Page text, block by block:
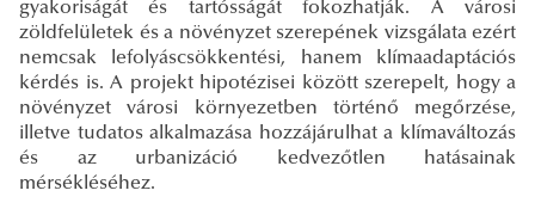
gyakoriságát és tartósságát fokozhatják. A városi
zöldfelületek és a növényzet szerepének vizsgálata ezért
nemcsak lefolyáscsökkentési, hanem klímaadaptációs
kérdés is. A projekt hipotézisei között szerepelt, hogy a
növényzet városi környezetben történő megőrzése,
illetve tudatos alkalmazása hozzájárulhat a klímaváltozás
és az urbanizáció kedvezőtlen hatásainak
mérsékléséhez.